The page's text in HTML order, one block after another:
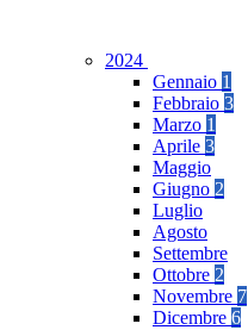
2024
Gennaio 1
Febbraio 3
Marzo 1
Aprile 3
Maggio
Giugno 2
Luglio
Agosto
Settembre
Ottobre 2
Novembre 7
Dicembre 6